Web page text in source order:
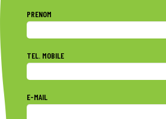
PRENOM
TEL. MOBILE
E-MAIL